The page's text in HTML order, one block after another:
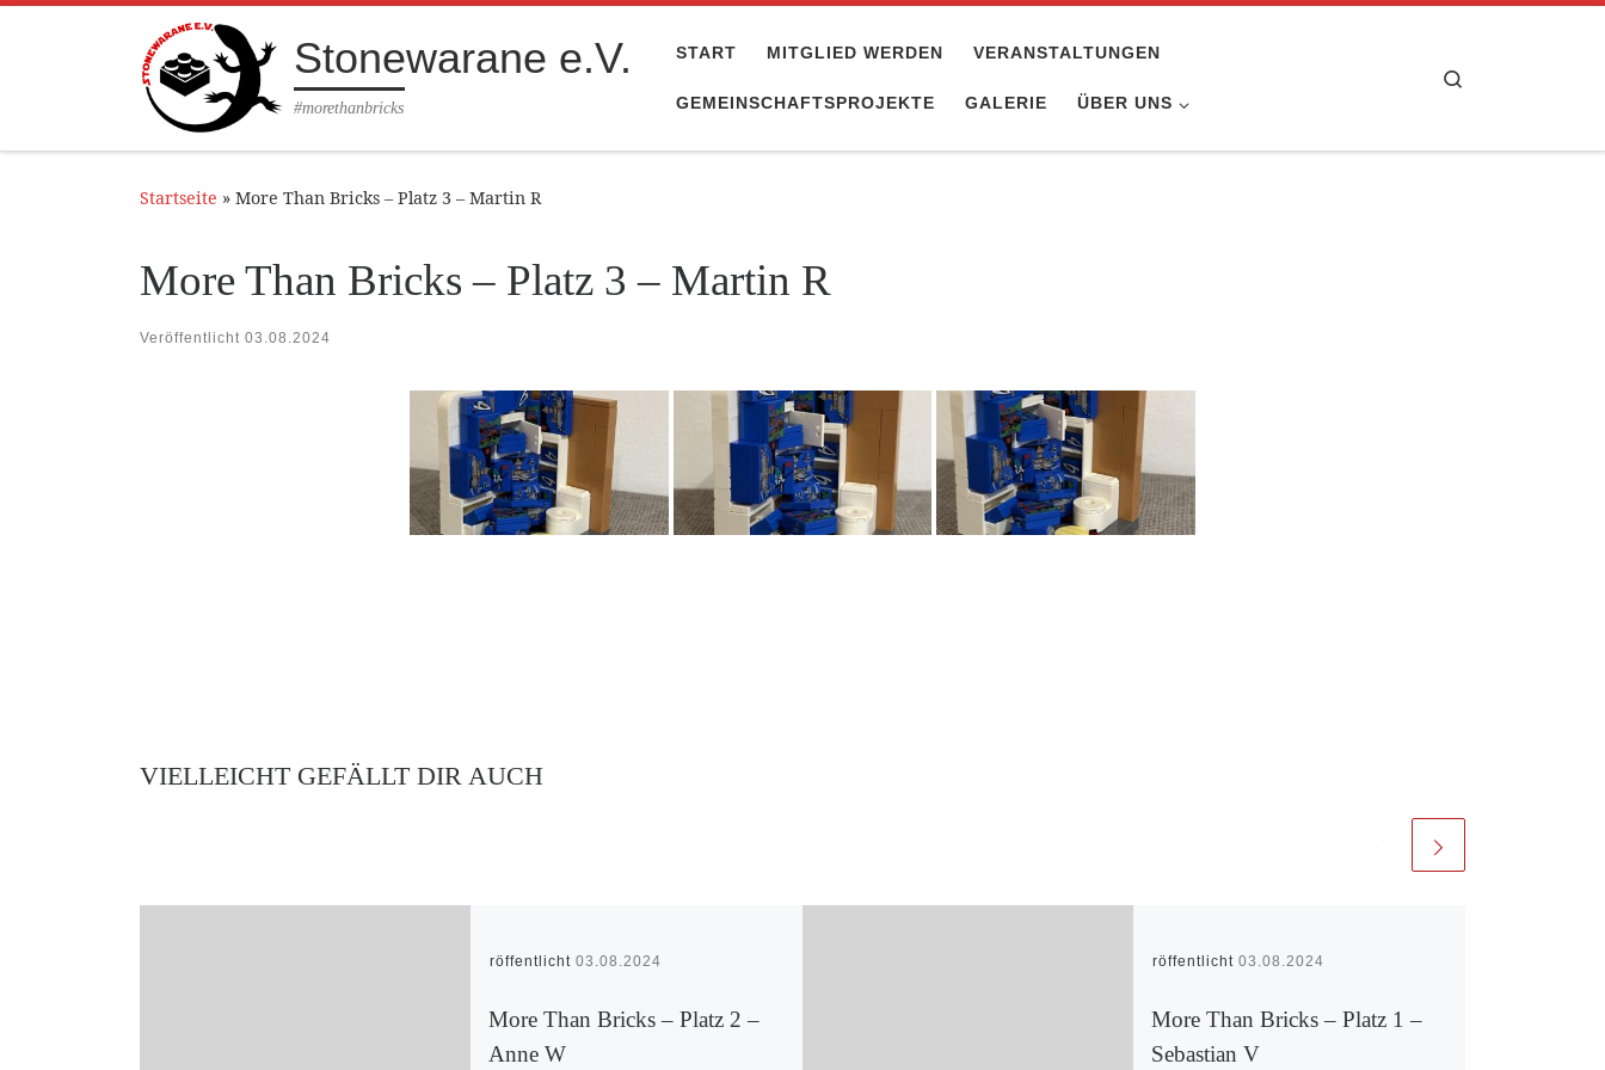
Zum Inhalt springen Stonewarane e.V.
#morethanbricks
START MITGLIED WERDEN VERANSTALTUNGEN
GEMEINSCHAFTSPROJEKTE GALERIE ÜBER UNS
Startseite » More Than Bricks – Platz 3 – Martin R
More Than Bricks – Platz 3 – Martin R
Veröffentlicht 03.08.2024
VIELLEICHT GEFÄLLT DIR AUCH
Veröffentlicht 03.08.2024
More Than Bricks – Platz 2 –
Anne W
Veröffentlicht 03.08.2024
More Than Bricks – Platz 1 –
Sebastian V